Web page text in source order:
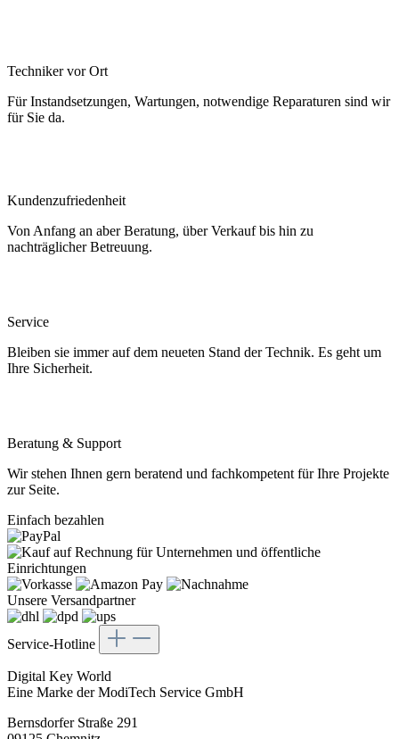
Techniker vor Ort
Für Instandsetzungen, Wartungen, notwendige Reparaturen sind wir
für Sie da.
Kundenzufriedenheit
Von Anfang an aber Beratung, über Verkauf bis hin zu
nachträglicher Betreuung.
Service
Bleiben sie immer auf dem neueten Stand der Technik. Es geht um
Ihre Sicherheit.
Beratung & Support
Wir stehen Ihnen gern beratend und fachkompetent für Ihre Projekte
zur Seite.
Einfach bezahlen
Unsere Versandpartner
Service-Hotline
Digital Key World
Eine Marke der ModiTech Service GmbH
Bernsdorfer Straße 291